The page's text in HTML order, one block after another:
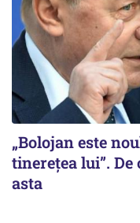
„Bolojan este
tinerețea lui”.
asta